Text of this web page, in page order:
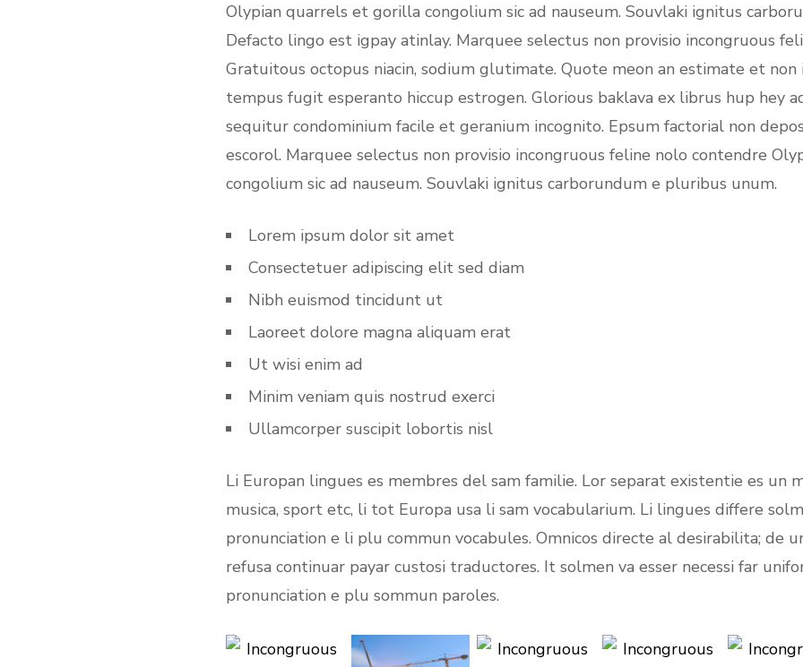
Olypian quarrels et gorilla congolium sic ad nauseum. Souvlaki ignitus
Defacto lingo est igpay atinlay. Marquee selectus non provisio incongruous
Gratuitous octopus niacin, sodium glutimate. Quote meon an estimate et
tempus fugit esperanto hiccup estrogen. Glorious baklava ex librus hup hey
sequitur condominium facile et geranium incognito. Epsum factorial non
escorol. Marquee selectus non provisio incongruous feline nolo contendre
congolium sic ad nauseum. Souvlaki ignitus carborundum e pluribus unum.
Lorem ipsum dolor sit amet
Consectetuer adipiscing elit sed diam
Nibh euismod tincidunt ut
Laoreet dolore magna aliquam erat
Ut wisi enim ad
Minim veniam quis nostrud exerci
Ullamcorper suscipit lobortis nisl
Li Europan lingues es membres del sam familie. Lor separat existentie es un
musica, sport etc, li tot Europa usa li sam vocabularium. Li lingues differe
pronunciation e li plu commun vocabules. Omnicos directe al desirabilita; de
refusa continuar payar custosi traductores. It solmen va esser necessi far
pronunciation e plu sommun paroles.